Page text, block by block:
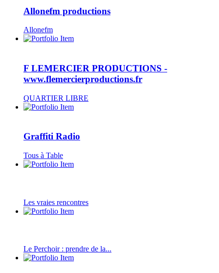
Allonefm productions
Allonefm
F LEMERCIER PRODUCTIONS -
www.flemercierproductions.fr
QUARTIER LIBRE
Graffiti Radio
Tous à Table
Les vraies rencontres
Le Perchoir : prendre de la...